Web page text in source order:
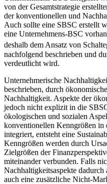
von der Gesamtstrategie
der konventionellen und
Auch sollte eine SBSC erstellt
eine Unternehmens-BSC
deshalb dem Ansatz von
nachfolgend beschrieben und
verdeutlicht wird.
Unternehmerische
beschrieben, durch
Nachhaltigkeit. Aspekte der
jedoch nicht explizit in die
ökologischen und sozialen
konventionellen Kenngrößen in
integriert, entsteht eine
Kenngrößen werden durch
Zielgrößen der
miteinander verbunden. Falls
Nachhaltigkeitsaspekte
auch eine zusätzliche Nicht-